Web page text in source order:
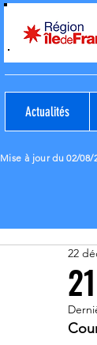
Actualités
Mise à jour du 02/08/
22